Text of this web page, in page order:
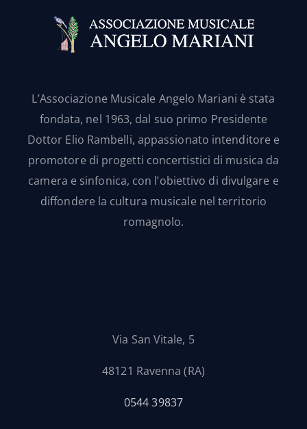
L’Associazione Musicale Angelo Mariani è stata
fondata, nel 1963, dal suo primo Presidente
Dottor Elio Rambelli, appassionato intenditore e
promotore di progetti concertistici di musica da
camera e sinfonica, con l’obiettivo di divulgare e
diffondere la cultura musicale nel territorio
romagnolo.
Via San Vitale, 5
48121 Ravenna (RA)
0544 39837